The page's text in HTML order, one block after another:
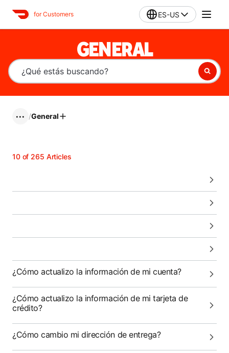
for Customers ES-US
GENERAL
••• /General
10of 265 Articles
¿Cómo actualizo la información de mi cuenta?
¿Cómo actualizo la información de mi tarjeta de
crédito?
¿Cómo cambio mi dirección de entrega?